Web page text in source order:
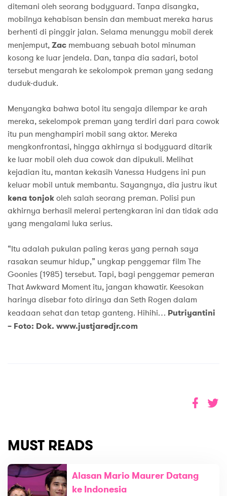
ditemani oleh seorang bodyguard. Tanpa disangka,
mobilnya kehabisan bensin dan membuat mereka harus
berhenti di pinggir jalan. Selama menunggu mobil derek
menjemput,Zac membuang sebuah botol minuman
kosong ke luar jendela. Dan, tanpa dia sadari, botol
tersebut mengarah ke sekolompok preman yang sedang
duduk-duduk.
Menyangka bahwa botol itu sengaja dilempar ke arah
mereka, sekelompok preman yang terdiri dari para cowok
itu pun menghampiri mobil sang aktor. Mereka
mengkonfrontasi, hingga akhirnya si bodyguard ditarik
ke luar mobil oleh dua cowok dan dipukuli. Melihat
kejadian itu, mantan kekasih Vanessa Hudgens ini pun
keluar mobil untuk membantu. Sayangnya, dia justru ikut
kena tonjokoleh salah seorang preman. Polisi pun
akhirnya berhasil melerai pertengkaran ini dan tidak ada
yang mengalami luka serius.
“Itu adalah pukulan paling keras yang pernah saya
rasakan seumur hidup,” ungkap penggemar film The
Goonies (1985) tersebut. Tapi, bagi penggemar pemeran
That Awkward Moment itu, jangan khawatir. Keesokan
harinya disebar foto dirinya dan Seth Rogen dalam
keadaan sehat dan tetap ganteng. Hihihi… Putriyantini
– Foto: Dok. www.justjaredjr.com
MUST READS
Alasan Mario Maurer Datang
ke Indonesia